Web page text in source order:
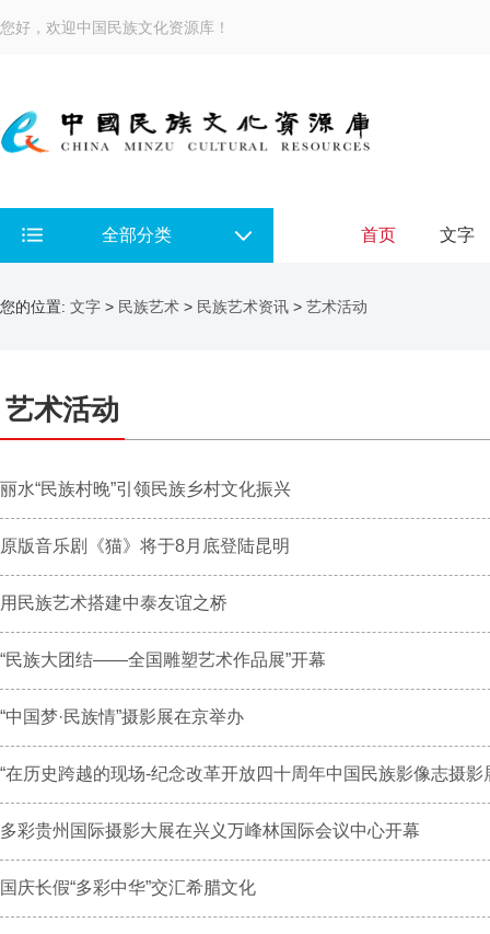
您好，欢迎中国民族文化资源库！
全部分类 首页 文字
您的位置: 文字 > 民族艺术 > 民族艺术资讯 > 艺术活动
艺术活动
丽水“民族村晚”引领民族乡村文化振兴
原版音乐剧《猫》将于8月底登陆昆明
用民族艺术搭建中泰友谊之桥
“民族大团结——全国雕塑艺术作品展”开幕
“中国梦·民族情”摄影展在京举办
“在历史跨越的现场-纪念改革开放四十周年中国民族影像志摄影
多彩贵州国际摄影大展在兴义万峰林国际会议中心开幕
国庆长假“多彩中华”交汇希腊文化